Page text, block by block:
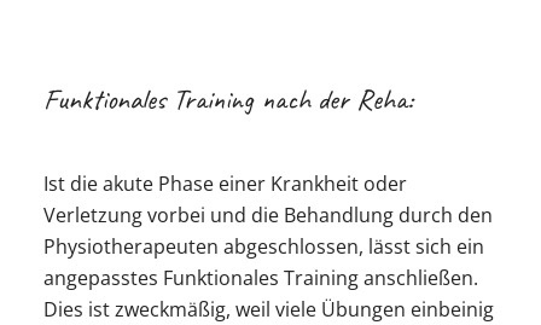
Funktionales Training nach der Reha:
Ist die akute Phase einer Krankheit oder
Verletzung vorbei und die Behandlung durch den
Physiotherapeuten abgeschlossen, lässt sich ein
angepasstes Funktionales Training anschließen.
Dies ist zweckmäßig, weil viele Übungen einbeinig